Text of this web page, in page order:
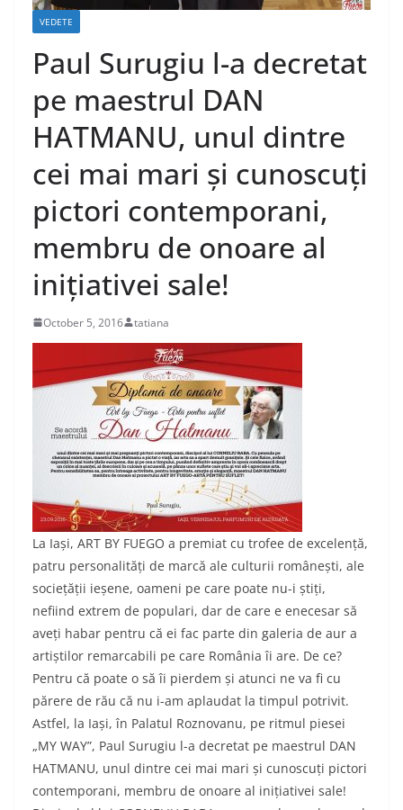
VEDETE
Paul Surugiu l-a decretat
pe maestrul DAN
HATMANU, unul dintre
cei mai mari și cunoscuți
pictori contemporani,
membru de onoare al
inițiativei sale!
October 5, 2016 tatiana
La Iași, ART BY FUEGO a premiat cu trofee de excelență,
patru personalități de marcă ale culturii românești, ale
sociețății ieșene, oameni pe care poate nu-i știți,
nefiind extrem de populari, dar de care e enecesar să
aveți habar pentru că ei fac parte din galeria de aur a
artiștilor remarcabili pe care România îi are. De ce?
Pentru că poate o să îi pierdem și atunci ne va fi cu
părere de rău că nu i-am aplaudat la timpul potrivit.
Astfel, la Iași, în Palatul Roznovanu, pe ritmul piesei
„MY WAY”, Paul Surugiu l-a decretat pe maestrul DAN
HATMANU, unul dintre cei mai mari și cunoscuți pictori
contemporani, membru de onoare al inițiativei sale!